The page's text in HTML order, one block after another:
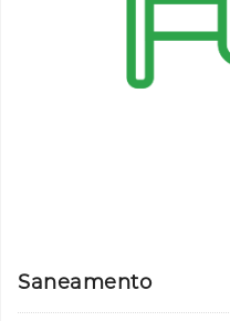
Saneamento